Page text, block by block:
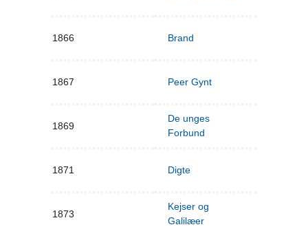
1866 Brand
1867 Peer Gynt
1869
De unges
Forbund
1871 Digte
1873
Kejser og
Galilæer